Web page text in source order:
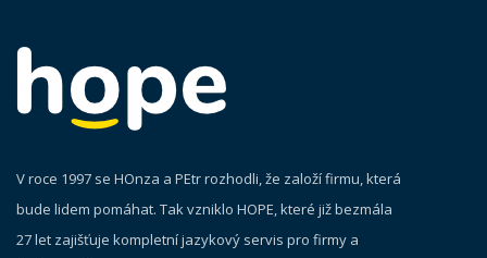
V roce 1997 se HOnza a PEtr rozhodli, že založí firmu, která
bude lidem pomáhat. Tak vzniklo HOPE, které již bezmála
27 let zajišťuje kompletní jazykový servis pro firmy a